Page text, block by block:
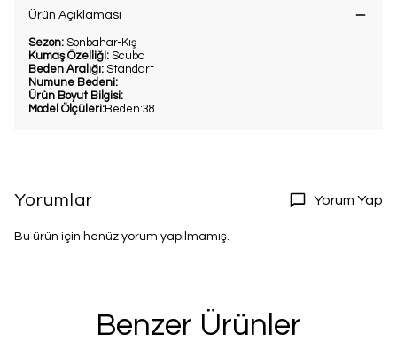
Ürün Açıklaması
Sezon: Sonbahar-Kış
Kumaş Özelliği: Scuba
Beden Aralığı: Standart
Numune Bedeni:
Ürün Boyut Bilgisi:
Model Ölçüleri:Beden:38
Yorumlar Yorum Yap
Bu ürün için henüz yorum yapılmamış.
Benzer Ürünler
Kullanım Koşullarını kabul ediyorum
E-posta adresinizi girerek pazarlama ve tanıtım ile ilgili iletişim almayı kabul
edersiniz ve Gizlilik Politikamızı okuduğunuzu ve kabul ettiğinizi onaylarsınız.